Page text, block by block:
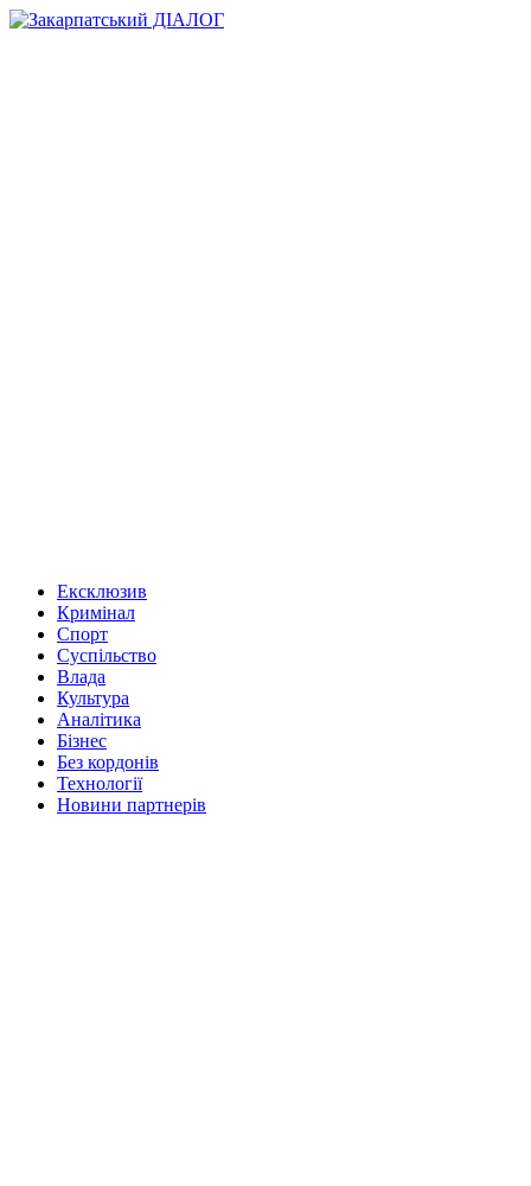
Ексклюзив
Кримінал
Спорт
Суспільство
Влада
Культура
Аналітика
Бізнес
Без кордонів
Технології
Новини партнерів